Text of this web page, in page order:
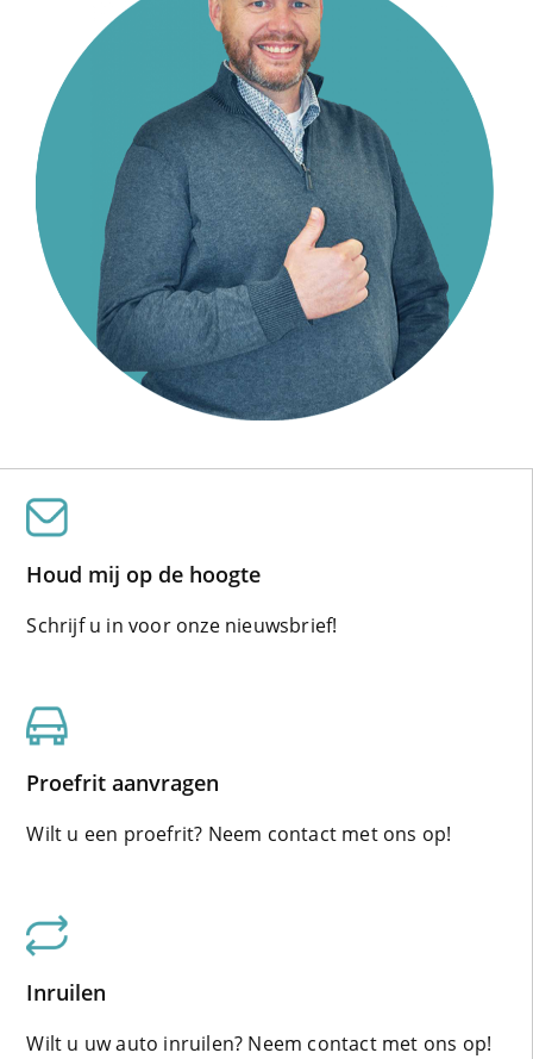
Houd mij op de hoogte
Schrijf u in voor onze nieuwsbrief!
Proefrit aanvragen
Wilt u een proefrit? Neem contact met ons op!
Inruilen
Wilt u uw auto inruilen? Neem contact met ons op!